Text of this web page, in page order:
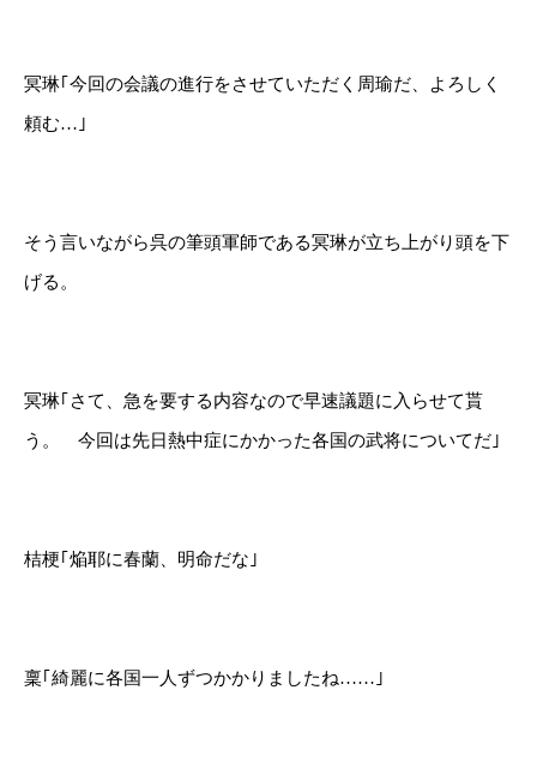
冥琳｢今回の会議の進行をさせていただく周瑜だ、よろしく
頼む…｣
そう言いながら呉の筆頭軍師である冥琳が立ち上がり頭を下
げる。
冥琳｢さて、急を要する内容なので早速議題に入らせて貰
う。 今回は先日熱中症にかかった各国の武将についてだ｣
桔梗｢焔耶に春蘭、明命だな｣
稟｢綺麗に各国一人ずつかかりましたね……｣